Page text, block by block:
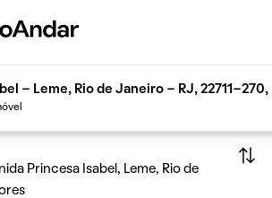
- Leme, Rio de Janeiro - RJ, 22711-270,
Princesa Isabel, Leme, Rio de